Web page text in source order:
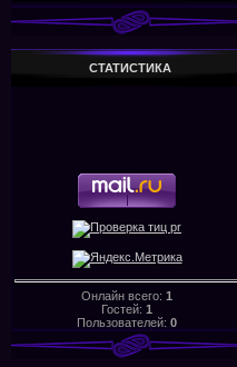
СТАТИСТИКА
Онлайн всего: 1
Гостей: 1
Пользователей: 0